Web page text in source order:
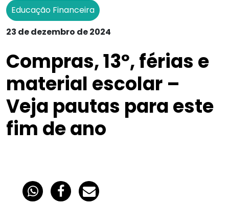
Educação Financeira
23 de dezembro de 2024
Compras, 13º, férias e
material escolar –
Veja pautas para este
fim de ano